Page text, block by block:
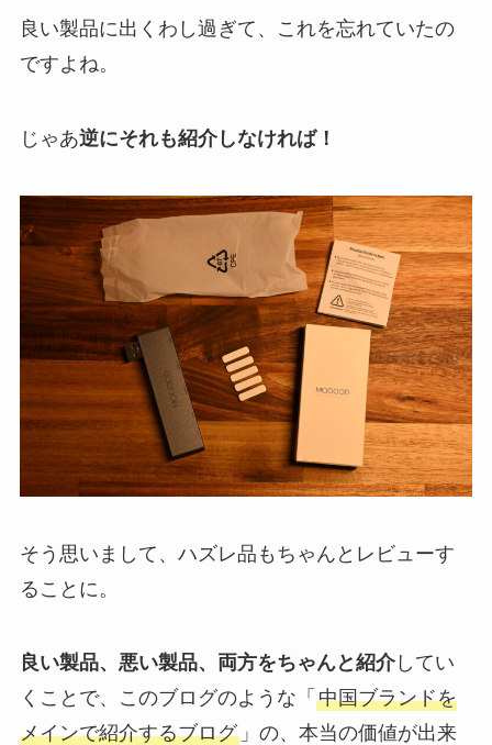
良い製品に出くわし過ぎて、これを忘れていたの
ですよね。
じゃあ逆にそれも紹介しなければ！
そう思いまして、ハズレ品もちゃんとレビューす
ることに。
良い製品、悪い製品、両方をちゃんと紹介してい
くことで、このブログのような「 中国ブランドを
メインで紹介するブログ」の、本当の価値が出来